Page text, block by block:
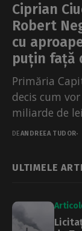
Ciprian
Robert
cu
puțin față
Primăria
decis cum
miliarde de
DEANDREEA TUDOR
ULTIMELE